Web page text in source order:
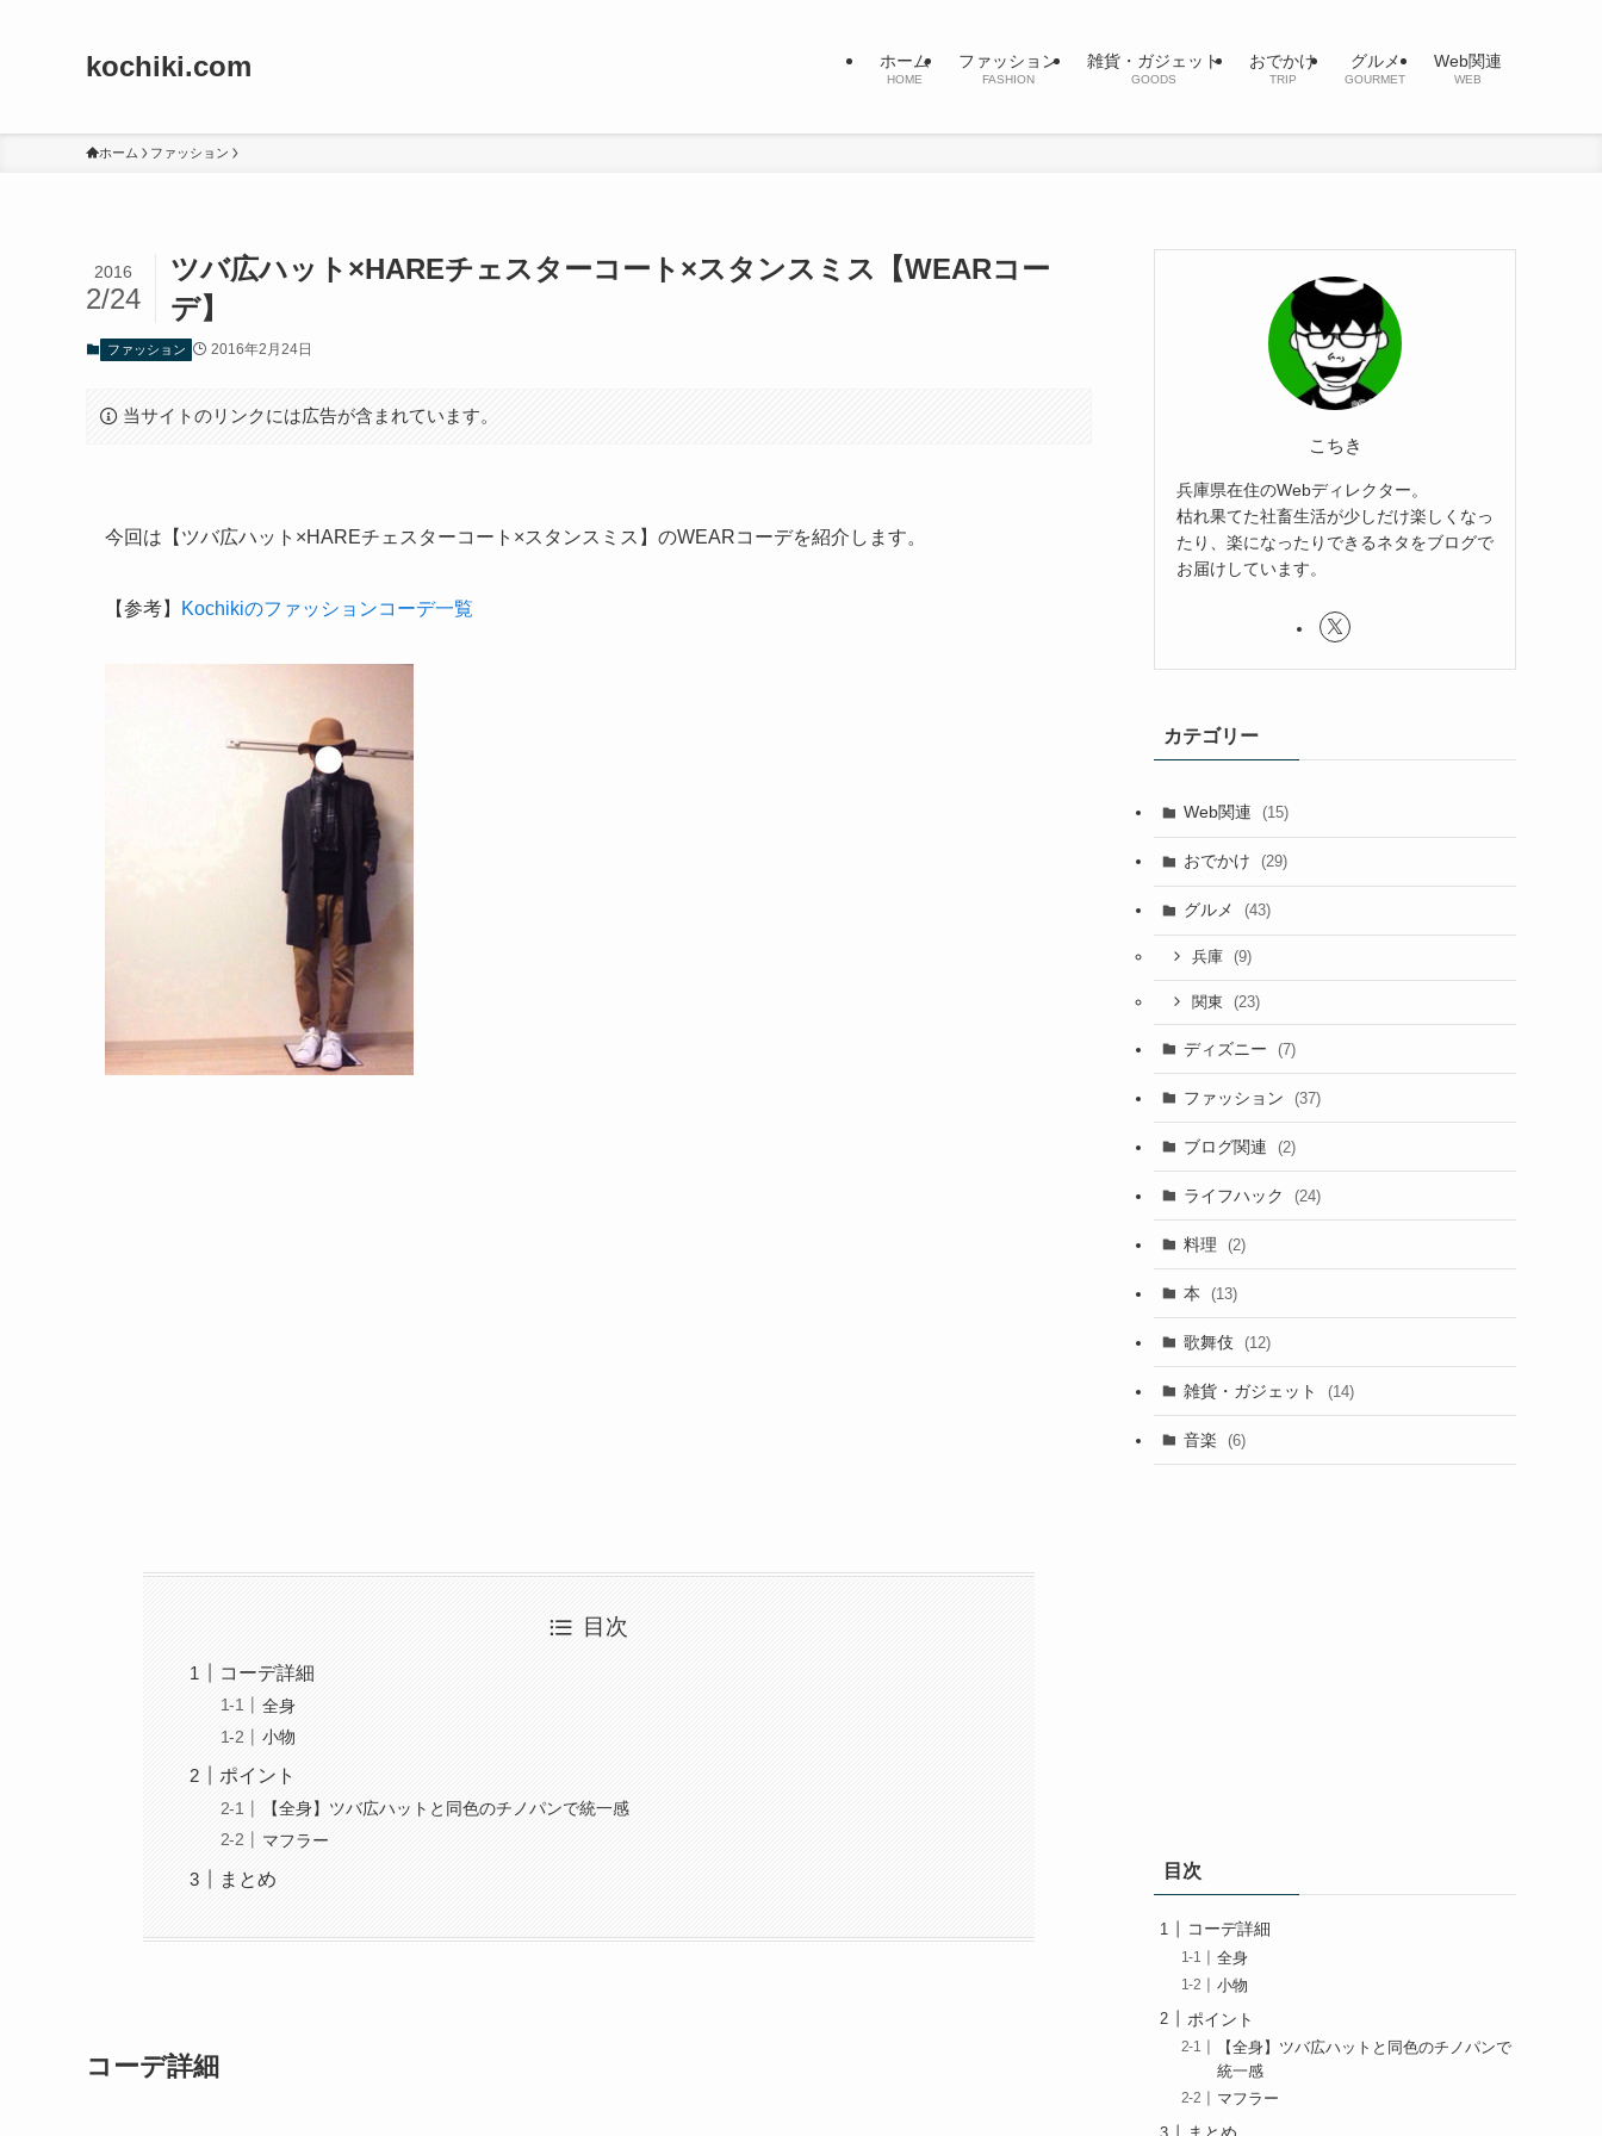
kochiki.com ホーム
HOME
ファッション
FASHION
雑貨・ガジェット
GOODS
おでかけ
TRIP
グルメ
GOURMET
Web関連
WEB
ホーム ファッション
ツバ広ハット×HAREチェスターコート×スタンスミス【WEARコー
デ】
2016
2/24
ファッション 2016年2月24日
当サイトのリンクには広告が含まれています。
今回は【ツバ広ハット×HAREチェスターコート×スタンスミス】のWEARコーデを紹介します。
【参考】 Kochikiのファッションコーデ一覧
目次
コーデ詳細
全身
小物
ポイント
【全身】ツバ広ハットと同色のチノパンで統一感
マフラー
まとめ
コーデ詳細
こちき
兵庫県在住のWebディレクター。
枯れ果てた社畜生活が少しだけ楽しくなっ
たり、楽になったりできるネタをブログで
お届けしています。
カテゴリー
Web関連 (15)
おでかけ (29)
グルメ (43)
兵庫 (9)
関東 (23)
ディズニー (7)
ファッション (37)
ブログ関連 (2)
ライフハック (24)
料理 (2)
本 (13)
歌舞伎 (12)
雑貨・ガジェット (14)
音楽 (6)
目次
コーデ詳細
全身
小物
ポイント
【全身】ツバ広ハットと同色のチノパンで
統一感
マフラー